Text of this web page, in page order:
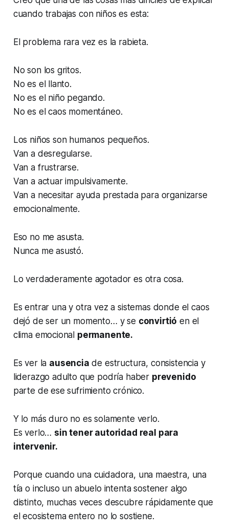
cuando trabajas con niños es esta:
El problema rara vez es la rabieta.
No son los gritos.
No es el llanto.
No es el niño pegando.
No es el caos momentáneo.
Los niños son humanos pequeños.
Van a desregularse.
Van a frustrarse.
Van a actuar impulsivamente.
Van a necesitar ayuda prestada para organizarse
emocionalmente.
Eso no me asusta.
Nunca me asustó.
Lo verdaderamente agotador es otra cosa.
Es entrar una y otra vez a sistemas donde el caos
dejó de ser un momento… y se convirtió en el
clima emocional permanente.
Es ver la ausencia de estructura, consistencia y
liderazgo adulto que podría haber prevenido
parte de ese sufrimiento crónico.
Y lo más duro no es solamente verlo.
Es verlo… sin tener autoridad real para
intervenir.
Porque cuando una cuidadora, una maestra, una
tía o incluso un abuelo intenta sostener algo
distinto, muchas veces descubre rápidamente que
el ecosistema entero no lo sostiene.